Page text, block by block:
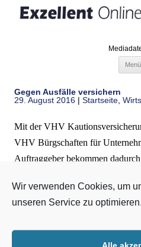
Menü
Gegen Ausfälle versichern
29. August 2016 | Startseite
Mit der VHV
VHV Bürgschaften für
Auftraggeber bekommen
Aber nicht nur Auftraggeber
auch die ausführenden
Wir verwenden Cookies, um
unseren Service zu optimieren.
Alle